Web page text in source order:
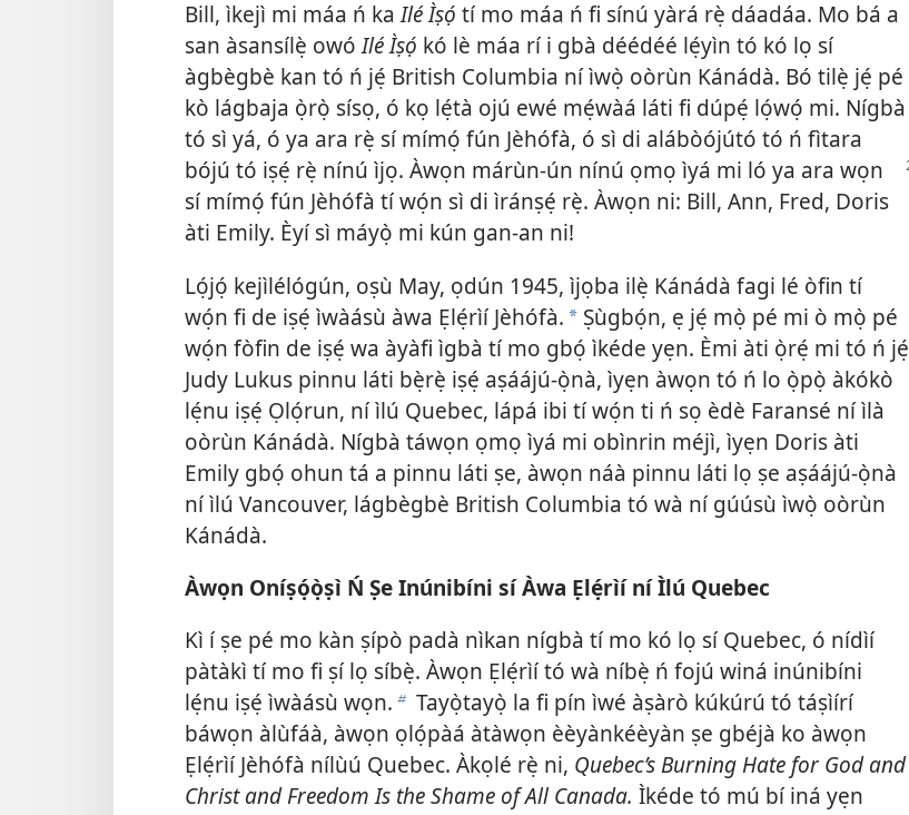
Bill, ìkejì mi máa ń kaIlé Ìṣọ́ tí mo máa ń fi sínú yàrá rẹ̀ dáadáa. Mo bá a
san àsansílẹ̀ owóIlé Ìṣọ́ kó lè máa rí i gbà déédéé lẹ́yìn tó kó lọ sí
àgbègbè kan tó ń jẹ́ British Columbia ní ìwọ̀ oòrùn Kánádà. Bó tilẹ̀ jẹ́ pé
kò lágbaja ọ̀rọ̀ sísọ, ó kọ lẹ́tà ojú ewé mẹ́wàá láti fi dúpẹ́ lọ́wọ́ mi. Nígbà
tó sì yá, ó ya ara rẹ̀ sí mímọ́ fún Jèhófà, ó sì di alábòójútó tó ń fìtara
bójú tó iṣẹ́ rẹ̀ nínú ìjọ. Àwọn márùn-ún nínú ọmọ ìyá mi ló ya ara wọn
sí mímọ́ fún Jèhófà tí wọ́n sì di ìránṣẹ́ rẹ̀. Àwọn ni: Bill, Ann, Fred, Doris
àti Emily. Èyí sì máyọ̀ mi kún gan-an ni!
Lọ́jọ́ kejìlélógún, oṣù May, ọdún 1945, ìjọba ilẹ̀ Kánádà fagi lé òfin tí
wọ́n fi de iṣẹ́ ìwàásù àwa Ẹlẹ́rìí Jèhófà. a Ṣùgbọ́n, ẹ jẹ́ mọ̀ pé mi ò mọ̀ pé
wọ́n fòfin de iṣẹ́ wa àyàfi ìgbà tí mo gbọ́ ìkéde yẹn. Èmi àti ọ̀rẹ́ mi tó ń jẹ́
Judy Lukus pinnu láti bẹ̀rẹ̀ iṣẹ́ aṣáájú-ọ̀nà, ìyẹn àwọn tó ń lo ọ̀pọ̀ àkókò
lẹ́nu iṣẹ́ Ọlọ́run, ní ìlú Quebec, lápá ibi tí wọ́n ti ń sọ èdè Faransé ní ìlà
oòrùn Kánádà. Nígbà táwọn ọmọ ìyá mi obìnrin méjì, ìyẹn Doris àti
Emily gbọ́ ohun tá a pinnu láti ṣe, àwọn náà pinnu láti lọ ṣe aṣáájú-ọ̀nà
ní ìlú Vancouver, lágbègbè British Columbia tó wà ní gúúsù ìwọ̀ oòrùn
Kánádà.
Àwọn Oníṣọ́ọ̀ṣì Ń Ṣe Inúnibíni sí Àwa Ẹlẹ́rìí ní Ìlú Quebec
Kì í ṣe pé mo kàn ṣípò padà nìkan nígbà tí mo kó lọ sí Quebec, ó nídìí
pàtàkì tí mo fi ṣí lọ síbẹ̀. Àwọn Ẹlẹ́rìí tó wà níbẹ̀ ń fojú winá inúnibíni
lẹ́nu iṣẹ́ ìwàásù wọn. b Tayọ̀tayọ̀ la fi pín ìwé àṣàrò kúkúrú tó táṣìírí
báwọn àlùfáà, àwọn ọlọ́pàá àtàwọn èèyànkéèyàn ṣe gbéjà ko àwọn
Ẹlẹ́rìí Jèhófà nílùú Quebec. Àkọlé rẹ̀ ni, Quebec’s Burning Hate for God and
Christ and Freedom Is the Shame of All Canada. Ìkéde tó mú bí iná yẹn